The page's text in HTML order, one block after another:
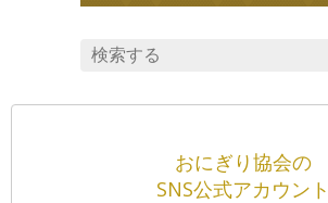
おにぎり協会の
SNS公式アカウント